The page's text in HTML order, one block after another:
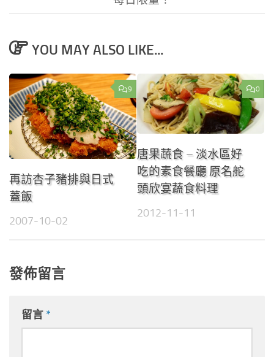
YOU MAY ALSO LIKE...
9
再訪杏子豬排與日式
蓋飯
2007-10-02
0
唐果蔬食 – 淡水區好
吃的素食餐廳 原名舵
頭欣宴蔬食料理
2012-11-11
發佈留言
留言 *